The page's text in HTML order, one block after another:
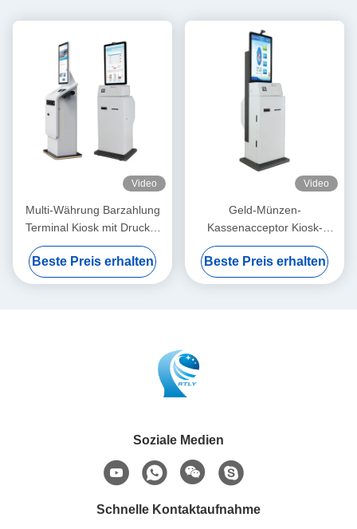
Video
Multi-Währung Barzahlung
Terminal Kiosk mit Drucker
Touchscreen-Display
Beste Preis erhalten
Video
Geld-Münzen-
Kassenacceptor Kiosk-
Maschine mit Drucker-
Fingerabdruck
Beste Preis erhalten
Soziale Medien
Schnelle Kontaktaufnahme